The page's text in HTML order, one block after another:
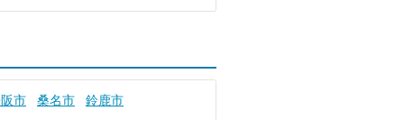
市 桑名市 鈴鹿市